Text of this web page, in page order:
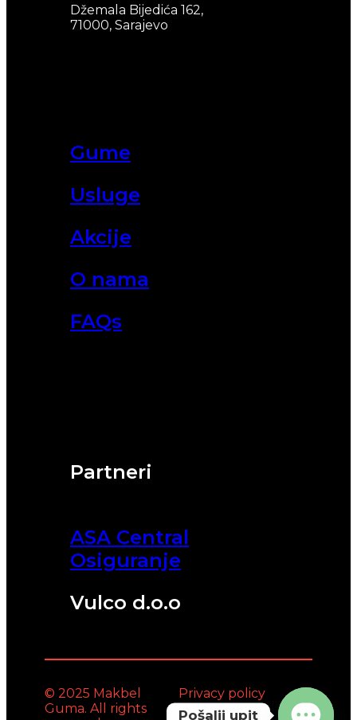
Partneri
ASA Central
Osiguranje
Vulco d.o.o
Gume
Usluge
Akcije
O nama
FAQs
Džemala Bijedića 162,
71000, Sarajevo
© 2025 Makbel
Guma. All rights
Privacy policy
Pošalji upit